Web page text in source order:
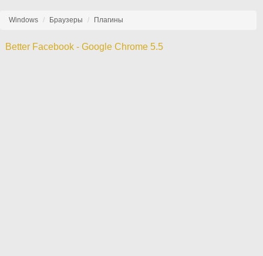
Windows Браузеры Плагины
Better Facebook - Google Chrome 5.5